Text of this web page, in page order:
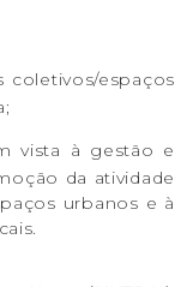
coletivos/espaços
vista à gestão e
da atividade
urbanos e à